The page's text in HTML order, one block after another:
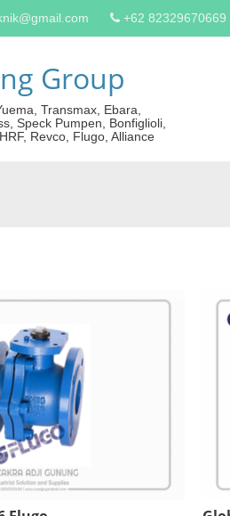
+62 82329670669
Group
Transmax, Ebara,
Speck Pumpen, Bonfiglioli,
Revco, Flugo, Alliance